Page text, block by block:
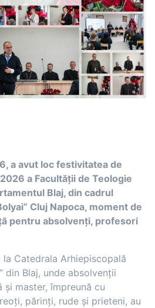
a avut loc festivitatea de
a Facultății de Teologie
Blaj, din cadrul
Cluj Napoca, moment de
pentru absolvenți, profesori
Catedrala Arhiepiscopală
din Blaj, unde absolvenții
master, împreună cu
părinți, rude și prieteni, au